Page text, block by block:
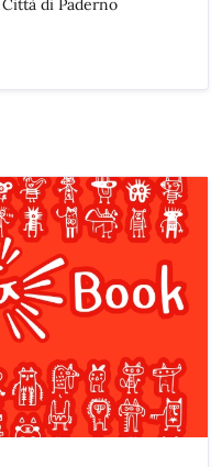
di Paderno